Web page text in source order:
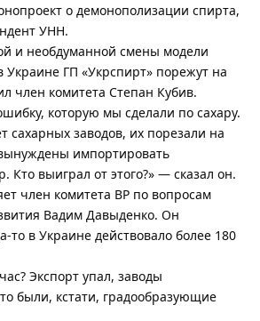
о демонополизации спирта,
УНН.
и необдуманной смены модели
Украине ГП «Укрспирт» порежут на
член комитета Степан Кубив.
которую мы сделали по сахару.
сахарных заводов, их порезали на
импортировать
Кто выиграл от этого?» — сказал он.
член комитета ВР по вопросам
Вадим Давыденко. Он
то в Украине действовало более 180
Экспорт упал, заводы
были, кстати, градообразующие